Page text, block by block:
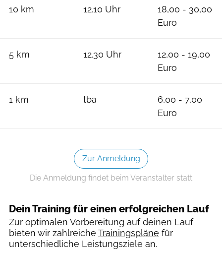
10 km 12.10 Uhr
18,00 - 30,00
Euro
5 km 12.30 Uhr
12,00 - 19,00
Euro
1 km tba
6,00 - 7,00
Euro
Zur Anmeldung
Die Anmeldung findet beim Veranstalter statt
Dein Training für einen erfolgreichen Lauf
Zur optimalen Vorbereitung auf deinen Lauf
bieten wir zahlreiche Trainingspläne für
unterschiedliche Leistungsziele an.